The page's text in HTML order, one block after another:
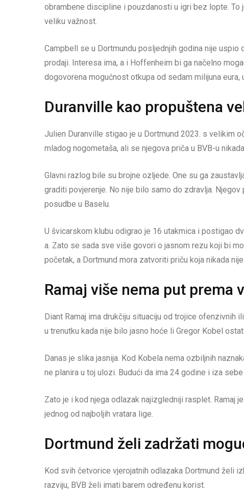
obrambene discipline i pouzdanosti u igri bez lopte.
veliku važnost.
Campbell se u Dortmundu posljednjih godina nije
prodaji. Interesa ima, a i Hoffenheim bi ga načelno
dogovorena mogućnost otkupa od sedam milijuna
Duranville kao propuštena
Julien Duranville stigao je u Dortmund 2023. s velikim
mladog nogometaša, ali se njegova priča u BVB-u
Glavni razlog bile su brojne ozljede. One su ga
graditi povjerenje. No nije bilo samo do zdravlja.
posudbe u Baselu.
U švicarskom klubu odigrao je 16 utakmica i postigao
a. Zato se sada sve više govori o jasnom rezu koji bi
početak, a Dortmund mora zatvoriti priču koja nikada
Ramaj više nema put prema
Diant Ramaj ima drukčiju situaciju od trojice ofenzivnih
u trenutku kada nije bilo jasno hoće li Gregor Kobel
Danas je slika jasnija. Kod Kobela nema ozbiljnih
ne planira u toj ulozi. Budući da ima 24 godine i iza
Zato je i kod njega odlazak najizgledniji rasplet. Ramaj
jednog od najboljih vratara lige.
Dortmund želi zadržati
Kod svih četvorice vjerojatnih odlazaka Dortmund želi
razviju, BVB želi imati barem određenu korist.